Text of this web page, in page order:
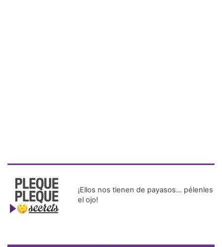
¡Ellos nos tienen de payasos… pélenles
el ojo!